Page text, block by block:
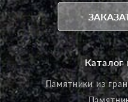
Каталог
Памятники из